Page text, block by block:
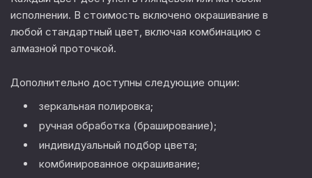
исполнении. В стоимость включено окрашивание в
любой стандартный цвет, включая комбинацию с
алмазной проточкой.
Дополнительно доступны следующие опции:
зеркальная полировка;
ручная обработка (браширование);
индивидуальный подбор цвета;
комбинированное окрашивание;